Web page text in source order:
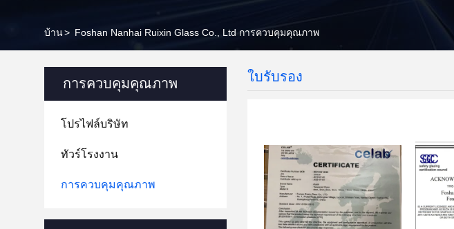
บ้าน> Foshan Nanhai Ruixin Glass Co., Ltd การควบคุมคุณภาพ
การควบคุมคุณภาพ
โปรไฟล์บริษัท
ทัวร์โรงงาน
การควบคุมคุณภาพ
ใบรับรอง